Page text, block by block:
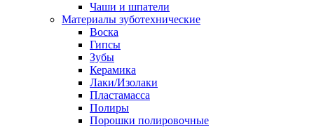
Чаши и шпатели
Материалы зуботехнические
Воска
Гипсы
Зубы
Керамика
Лаки/Изолаки
Пластамасса
Полиры
Порошки полировочные